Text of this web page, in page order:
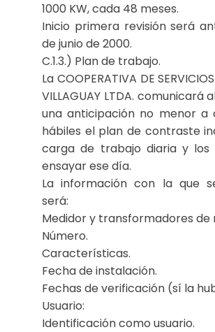
1000 KW, cada 48 meses.
Inicio primera revisión será
de junio de 2000.
C.1.3.) Plan de trabajo.
La COOPERATIVA DE
VILLAGUAY LTDA. comunicará
una anticipación no menor a
hábiles el plan de contraste
carga de trabajo diaria y los
ensayar ese día.
La información con la que
será:
Medidor y transformadores de
Número.
Características.
Fecha de instalación.
Fechas de verificación (sí la
Usuario:
Identificación como usuario.